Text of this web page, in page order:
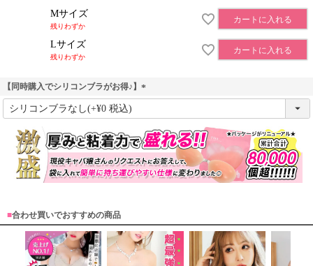
Mサイズ
残りわずか
カートに入れる
Lサイズ
残りわずか
カートに入れる
【同時購入でシリコンブラがお得♪】
(
)
■合わせ買いでおすすめの商品